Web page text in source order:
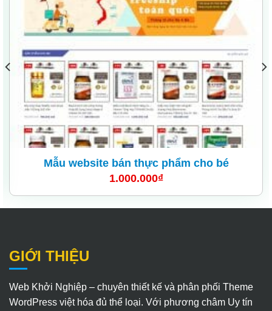
Mẫu website bán thực phẩm cho bé
1.000.000₫
GIỚI THIỆU
Web Khởi Nghiệp – chuyên thiết kế và phân phối Theme
WordPress việt hóa đủ thể loại. Với phương châm Uy tín